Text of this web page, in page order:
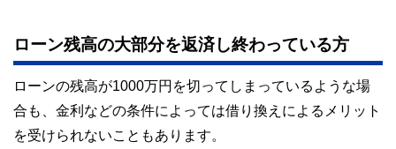
ローン残高の大部分を返済し終わっている方
ローンの残高が1000万円を切ってしまっているような場
合も、金利などの条件によっては借り換えによるメリット
を受けられないこともあります。